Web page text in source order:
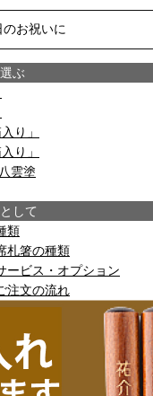
のお祝いに
ぶ
り」
り」
雲塗
して
類
札箸の種類
ービス・オプション
注文の流れ